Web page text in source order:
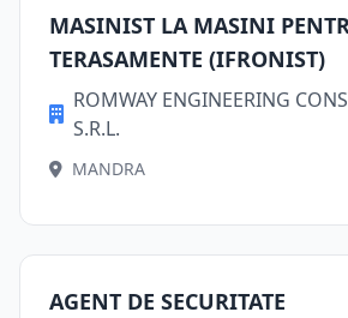
MASINIST LA MASINI
TERASAMENTE (IFRONIST)
ROMWAY ENGINEERING
S.R.L.
MANDRA
AGENT DE SECURITATE